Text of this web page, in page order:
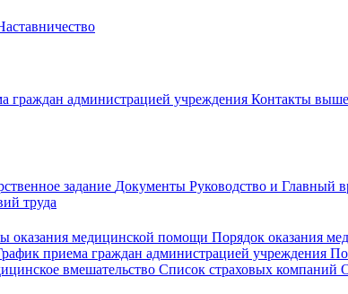
граждан администрацией учреждения Контакты
задание Документы Руководство и Главный
труда
оказания медицинской помощи Порядок оказания
приема граждан администрацией учреждения
вмешательство Список страховых компаний